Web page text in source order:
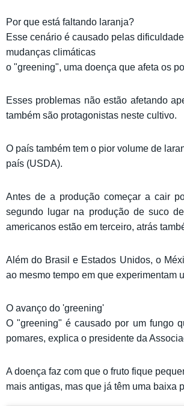
Por que está faltando laranja?
Esse cenário é causado pelas
mudanças climáticas
o "greening", uma doença que afeta os
Esses problemas não estão afetando
também são protagonistas neste cultivo.
O país também tem o pior volume de
país (USDA).
Antes de a produção começar a cair
segundo lugar na produção de suco
americanos estão em terceiro, atrás
Além do Brasil e Estados Unidos, o
ao mesmo tempo em que experimentam
O avanço do 'greening'
O "greening" é causado por um fungo
pomares, explica o presidente da
A doença faz com que o fruto fique
mais antigas, mas que já têm uma baixa